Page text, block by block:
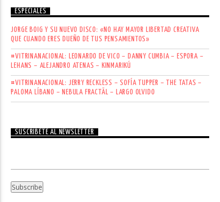
ESPECIALES
JORGE BOIG Y SU NUEVO DISCO: «NO HAY MAYOR LIBERTAD CREATIVA
QUE CUANDO ERES DUEÑO DE TUS PENSAMIENTOS»
#VITRINANACIONAL: LEONARDO DE VICO – DANNY CUMBIA – ESPORA –
LEHANS – ALEJANDRO ATENAS – KINMARIKÚ
#VITRINANACIONAL: JERRY RECKLESS – SOFÍA TUPPER – THE TATAS –
PALOMA LÍBANO – NEBULA FRACTÄL – LARGO OLVIDO
SUSCRÍBETE AL NEWSLETTER